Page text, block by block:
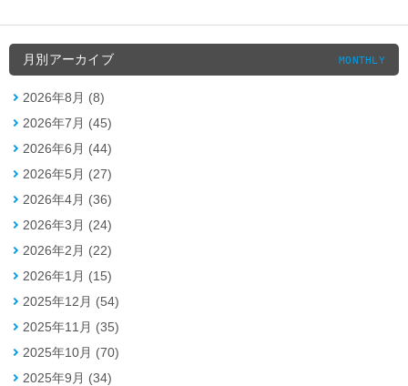
月別アーカイブ MONTHLY
2026年8月 (8)
2026年7月 (45)
2026年6月 (44)
2026年5月 (27)
2026年4月 (36)
2026年3月 (24)
2026年2月 (22)
2026年1月 (15)
2025年12月 (54)
2025年11月 (35)
2025年10月 (70)
2025年9月 (34)